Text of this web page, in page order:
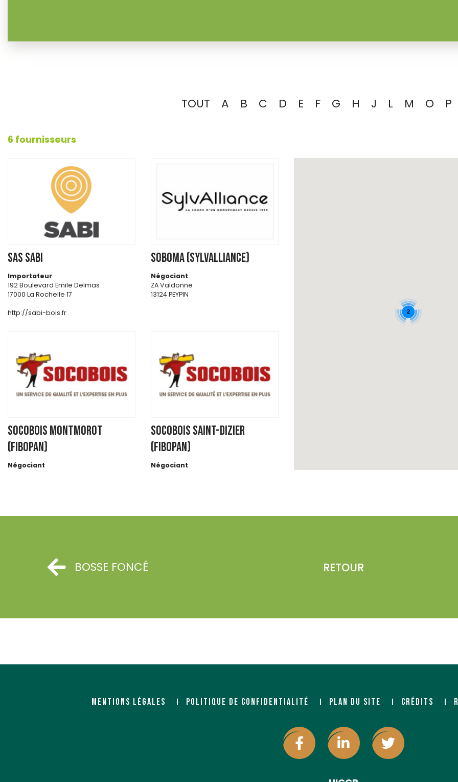
TOUT A B C D E F G H J L M O P
2
6 fournisseurs
SAS SABI
Importateur
192 Boulevard Emile Delmas
17000 La Rochelle 17
http://sabi-bois.fr
SOBOMA (SYLVALLIANCE)
Négociant
ZA Valdonne
13124 PEYPIN
SOCOBOIS MONTMOROT
(FIBOPAN)
Négociant
SOCOBOIS SAINT-DIZIER
(FIBOPAN)
Négociant
38150 SALAISE-SUR-SANNE
CS 60001
BOSSE FONCÉ RETOUR
MENTIONS LÉGALES POLITIQUE DE CONFIDENTIALITÉ PLAN DU SITE CRÉDITS